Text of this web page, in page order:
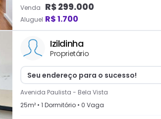
Venda R$299.000
Aluguel R$1.700
Izildinha
Proprietário
Seu endereço para o sucesso!
Avenida Paulista - Bela Vista
25m² • 1 Dormitório • 0 Vaga